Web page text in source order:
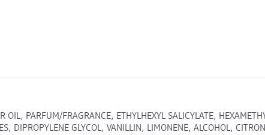
PARFUM/FRAGRANCE, ETHYLHEXYL SALICYLATE,
DIPROPYLENE GLYCOL, VANILLIN, LIMONENE, ALCOHOL,